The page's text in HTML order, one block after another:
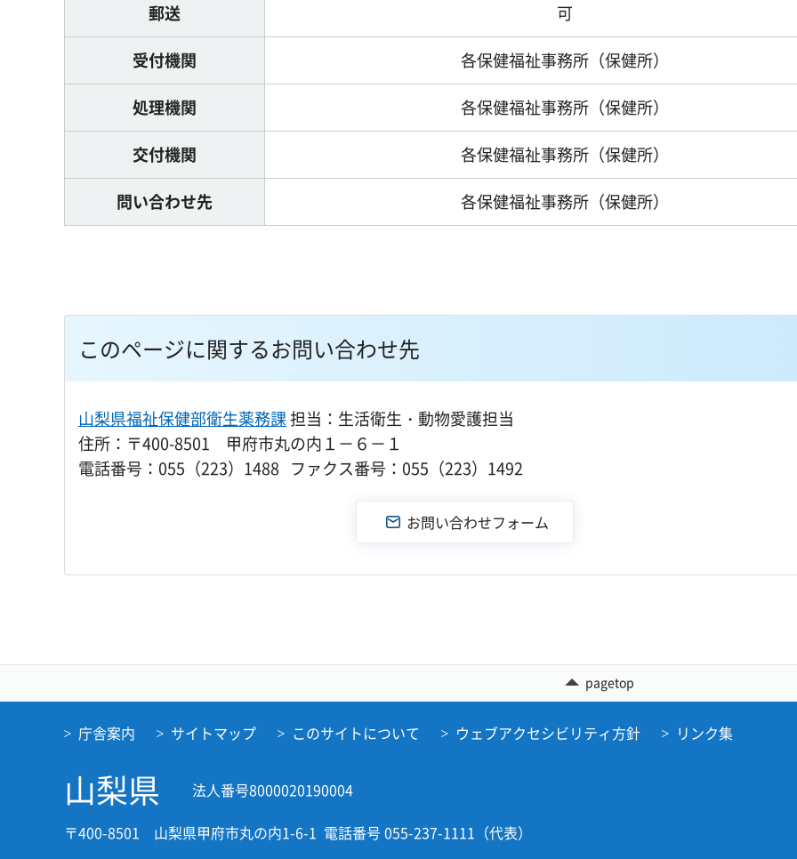
郵送
可
受付機関
各保健福祉事務所（保健所）
処理機関
各保健福祉事務所（保健所）
交付機関
各保健福祉事務所（保健所）
問い合わせ先
各保健福祉事務所（保健所）
このページに関するお問い合わせ先
山梨県福祉保健部衛生薬務課担当：生活衛生・動物愛護担当
住所：〒400-8501 甲府市丸の内１－６－１
電話番号：055（223）1488 ファクス番号：055（223）1492
pagetop
庁舎案内 サイトマップ このサイトについて ウェブアクセシビリティ方針 リンク集
山梨県
法人番号8000020190004
〒400-8501 山梨県甲府市丸の内1-6-1 電話番号 055-237-1111（代表）